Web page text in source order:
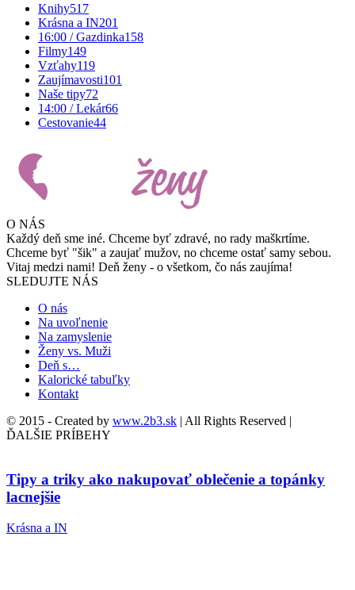
Knihy517
Krásna a IN201
16:00 / Gazdinka158
Filmy149
Vzťahy119
Zaujímavosti101
Naše tipy72
14:00 / Lekár66
Cestovanie44
O NÁS
Každý deň sme iné. Chceme byť zdravé, no rady maškrtíme.
Chceme byť "šik" a zaujať mužov, no chceme ostať samy sebou.
Vitaj medzi nami! Deň ženy - o všetkom, čo nás zaujíma!
SLEDUJTE NÁS
O nás
Na uvoľnenie
Na zamyslenie
Ženy vs. Muži
Deň s…
Kalorické tabuľky
Kontakt
© 2015 - Created by www.2b3.sk | All Rights Reserved |
ĎALŠIE PRÍBEHY
Tipy a triky ako nakupovať oblečenie a topánky
lacnejšie
Krásna a IN